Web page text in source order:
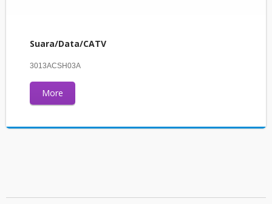
Suara/Data/CATV
3013ACSH03A
More